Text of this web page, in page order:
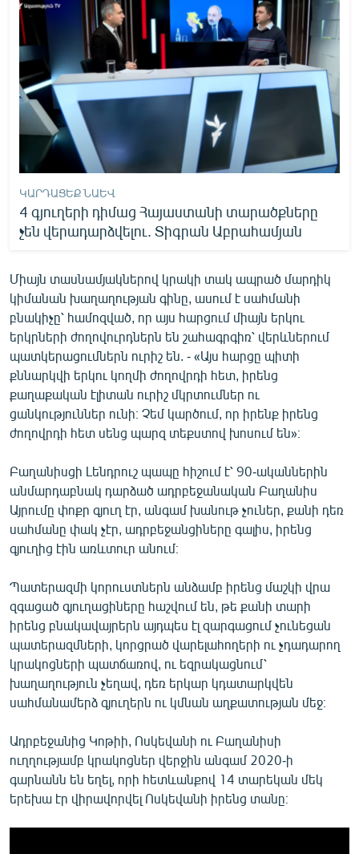
ԿԱՐԴԱՑԵՔ ՆԱԵՎ
4 գյուղերի դիմաց Հայաստանի տարածքները
չեն վերադարձվելու. Տիգրան Աբրահամյան
Միայն տասնամյակներով կրակի տակ ապրած մարդիկ
կիմանան խաղաղության գինը, ասում է սահմանի
բնակիչը՝ համոզված, որ այս հարցում միայն երկու
երկրների ժողովուրդներն են շահագրգիռ՝ վերևներում
պատկերացումներն ուրիշ են. - «Այս հարցը պիտի
քննարկվի երկու կողմի ժողովրդի հետ, իրենց
քաղաքական էլիտան ուրիշ մկրտումներ ու
ցանկություններ ունի։ Չեմ կարծում, որ իրենք իրենց
ժողովրդի հետ սենց պարզ տեքստով խոսում են»։
Բաղանիսցի Լենդրուշ պապը հիշում է՝ 90-ականներին
անմարդաբնակ դարձած ադրբեջանական Բաղանիս
Այրումը փոքր գյուղ էր, անգամ խանութ չուներ, քանի դեռ
սահմանը փակ չէր, ադրբեջանցիները գալիս, իրենց
գյուղից էին առևտուր անում։
Պատերազմի կորուստներն անձամբ իրենց մաշկի վրա
զգացած գյուղացիները հաշվում են, թե քանի տարի
իրենց բնակավայրերն այդպես էլ զարգացում չունեցան
պատերազմների, կորցրած վարելահողերի ու չդադարող
կրակոցների պատճառով, ու եզրակացնում՝
խաղաղություն չեղավ, դեռ երկար կդատարկվեն
սահմանամերձ գյուղերն ու կմնան աղքատության մեջ։
Ադրբեջանից Կոթիի, Ոսկեվանի ու Բաղանիսի
ուղղությամբ կրակոցներ վերջին անգամ 2020-ի
գարնանն են եղել, որի հետևանքով 14 տարեկան մեկ
երեխա էր վիրավորվել Ոսկեվանի իրենց տանը։